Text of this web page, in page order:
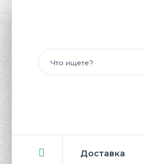
Доставка